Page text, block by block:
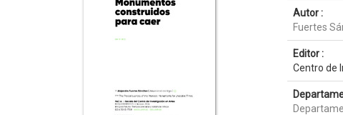
Autor :
Fuertes
Editor :
Centro de